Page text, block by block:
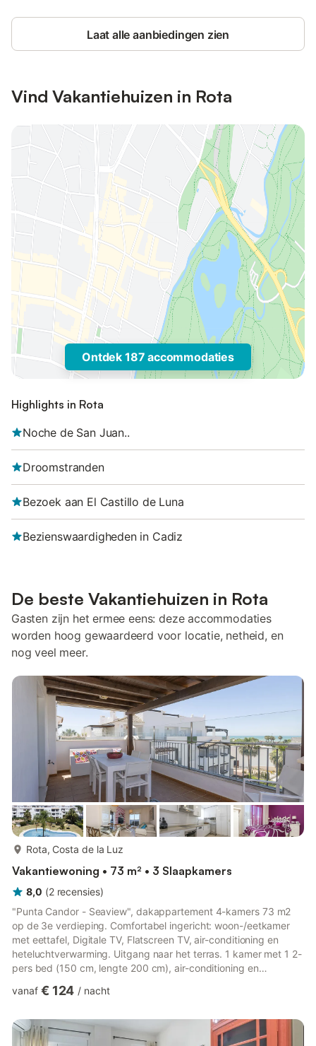
Laat alle aanbiedingen zien
Vind Vakantiehuizen in Rota
Ontdek 187 accommodaties
Highlights in Rota
Noche de San Juan..
Droomstranden
Bezoek aan El Castillo de Luna
Bezienswaardigheden in Cadiz
De beste Vakantiehuizen in Rota
Gasten zijn het ermee eens: deze accommodaties
worden hoog gewaardeerd voor locatie, netheid, en
nog veel meer.
Rota, Costa de la Luz
Vakantiewoning • 73 m² • 3 Slaapkamers
8,0 (2 recensies)
"Punta Candor - Seaview", dakappartement 4-kamers 73 m2
op de 3e verdieping. Comfortabel ingericht: woon-/eetkamer
met eettafel, Digitale TV, Flatscreen TV, air-conditioning en
heteluchtverwarming. Uitgang naar het terras. 1 kamer met 1 2-
pers bed (150 cm, lengte 200 cm), air-conditioning en
190 cm), air-conditioning en heteluchtverwarming. 1 kamer met
afwasmachine, 4 keramische glas kookplaten, broodrooster,
magnetron, diepvriezer, elektrische koffiemachine). Bad/WC,
vanaf € 124 / nacht